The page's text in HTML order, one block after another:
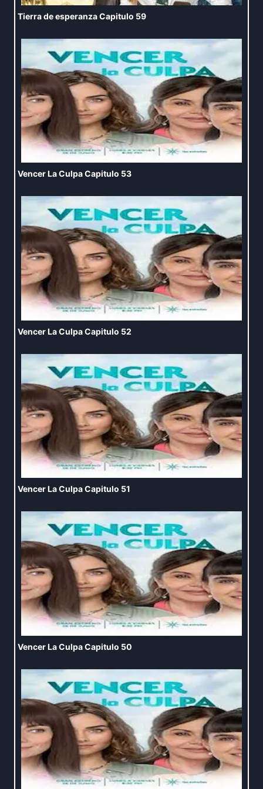
Tierra de esperanza Capitulo 59
Vencer La Culpa Capitulo 53
Vencer La Culpa Capitulo 52
Vencer La Culpa Capitulo 51
Vencer La Culpa Capitulo 50